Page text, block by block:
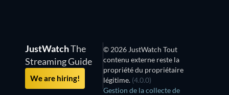
JustWatchThe
Streaming Guide
We are hiring!
© 2026 JustWatch Tout
contenu externe reste la
propriété du propriétaire
légitime. (4.0.0)
Gestion de la collecte de